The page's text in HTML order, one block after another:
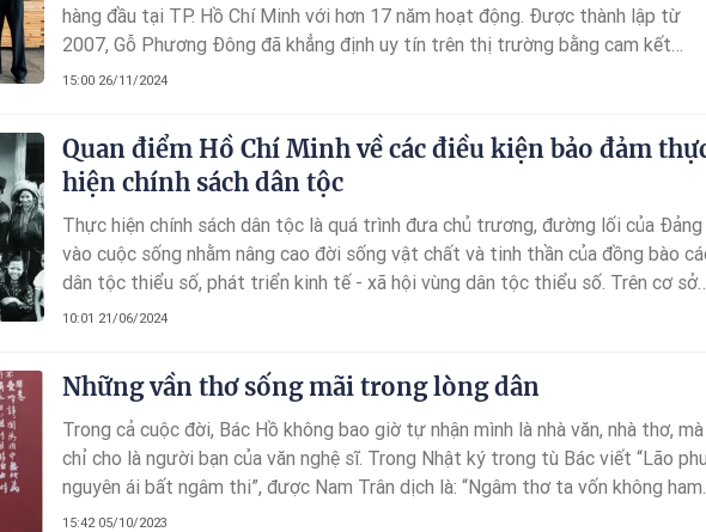
hàng đầu tại TP. Hồ Chí Minh với hơn 17 năm hoạt động. Được thành lập từ
2007, Gỗ Phương Đông đã khẳng định uy tín trên thị trường bằng cam kết
“Chất lượng - Dịch vụ - Giá cả”, luôn mang đến cho khách hàng những dòng gỗ
15:00 26/11/2024
Quan điểm Hồ Chí Minh về các điều kiện bảo đảm
hiện chính sách dân tộc
Thực hiện chính sách dân tộc là quá trình đưa chủ trương, đường lối của Đảng
vào cuộc sống nhằm nâng cao đời sống vật chất và tinh thần của đồng bào
dân tộc thiểu số, phát triển kinh tế - xã hội vùng dân tộc thiểu số. Trên cơ sở
nghiên cứu tư tưởng Hồ Chí Minh về chính sách dân tộc, bài viết làm rõ các
10:01 21/06/2024
Những vần thơ sống mãi trong lòng dân
Trong cả cuộc đời, Bác Hồ không bao giờ tự nhận mình là nhà văn, nhà thơ, mà
chỉ cho là người bạn của văn nghệ sĩ. Trong Nhật ký trong tù Bác viết “Lão
nguyên ái bất ngâm thi”, được Nam Trân dịch là: “Ngâm thơ ta vốn không
nhưng không có nghĩa là Người không yêu thích văn học, nghệ thuật.
15:42 05/10/2023